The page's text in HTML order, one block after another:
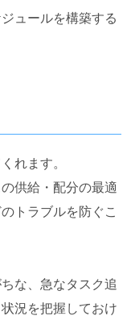
ュールを構築する
れます。
供給・配分の最適
トラブルを防ぐこ
な、急なタスク追
況を把握しておけ